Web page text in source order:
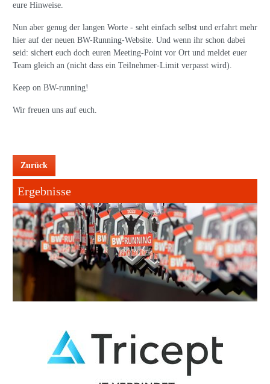
eure Hinweise.
Nun aber genug der langen Worte - seht einfach selbst und erfahrt mehr
hier auf der neuen BW-Running-Website. Und wenn ihr schon dabei
seid: sichert euch doch euren Meeting-Point vor Ort und meldet euer
Team gleich an (nicht dass ein Teilnehmer-Limit verpasst wird).
Keep on BW-running!
Wir freuen uns auf euch.
Zurück
Ergebnisse